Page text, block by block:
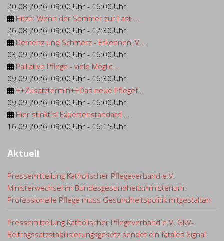
20.08.2026, 09:00 Uhr - 16:00 Uhr
Hitze: Wenn der Sommer zur Last ...
26.08.2026, 09:00 Uhr - 12:30 Uhr
Demenz und Schmerz - Erkennen, V...
03.09.2026, 09:00 Uhr - 16:00 Uhr
Palliative Pflege - viele Möglic...
09.09.2026, 09:00 Uhr - 16:30 Uhr
++Zusatztermin++Das neue Pflegef...
09.09.2026, 09:00 Uhr - 16:00 Uhr
Hier stinkt´s! Expertenstandard ...
16.09.2026, 09:00 Uhr - 16:15 Uhr
Aktuell
Pressemitteilung Katholischer Pflegeverband e.V.
Ministerwechsel im Bundesgesundheitsministerium:
Professionelle Pflege muss Gesundheitspolitik mitgestalten
Pressemitteilung Katholischer Pflegeverband e.V. GKV-
Beitragssatzstabilisierungsgesetz sendet ein fatales Signal